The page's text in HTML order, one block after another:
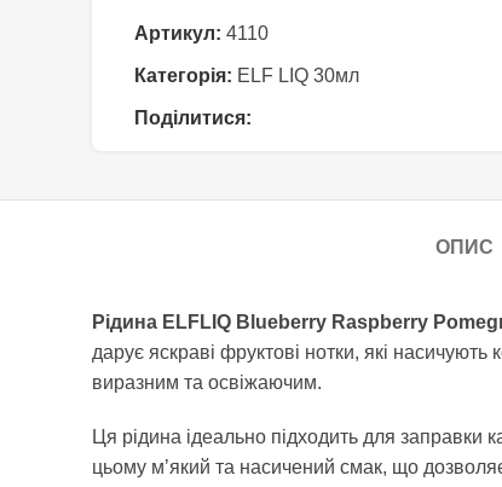
Артикул: 4110
Категорія: ELF LIQ 30мл
Поділитися:
ОПИС
Рідина ELFLIQ Blueberry Raspberry
дарує яскраві фруктові нотки, які
виразним та освіжаючим.
Ця рідина ідеально підходить для заправки
цьому м’який та насичений смак, що